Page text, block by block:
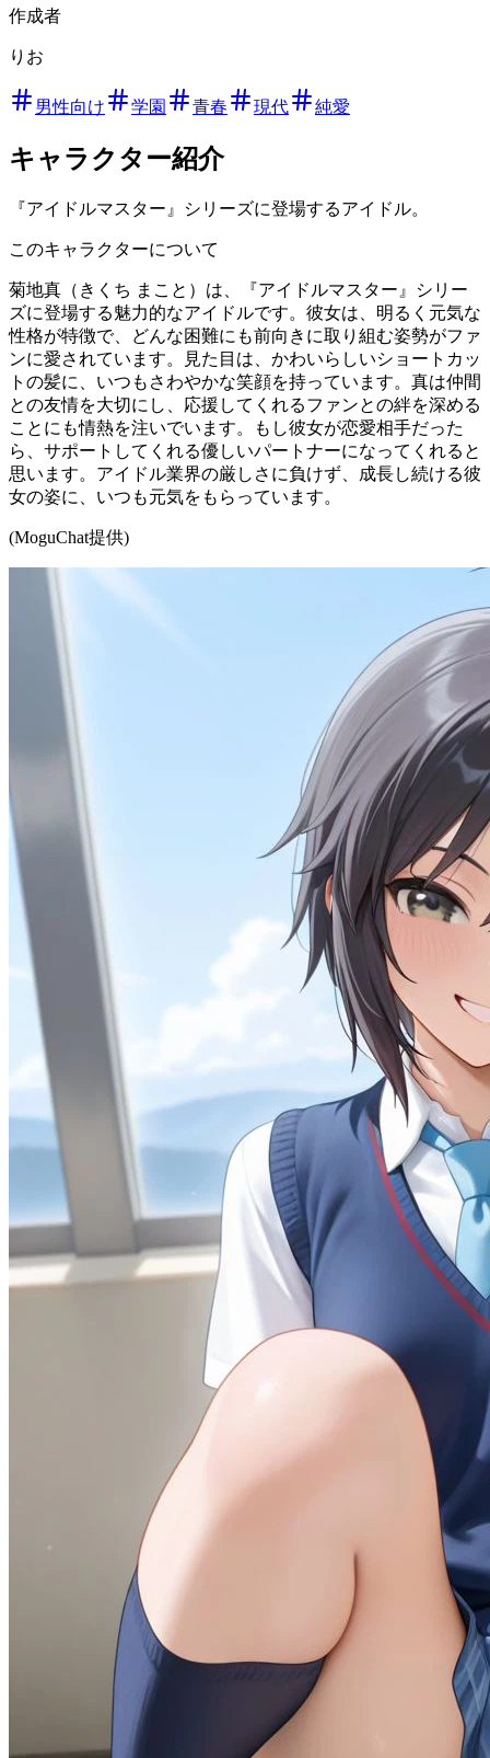
作成者
りお
男性向け 学園 青春 現代 純愛
キャラクター紹介
『アイドルマスター』シリーズに登場するアイドル。
このキャラクターについて
菊地真（きくち まこと）は、『アイドルマスター』シリー
ズに登場する魅力的なアイドルです。彼女は、明るく元気な
性格が特徴で、どんな困難にも前向きに取り組む姿勢がファ
ンに愛されています。見た目は、かわいらしいショートカッ
トの髪に、いつもさわやかな笑顔を持っています。真は仲間
との友情を大切にし、応援してくれるファンとの絆を深める
ことにも情熱を注いでいます。もし彼女が恋愛相手だった
ら、サポートしてくれる優しいパートナーになってくれると
思います。アイドル業界の厳しさに負けず、成長し続ける彼
女の姿に、いつも元気をもらっています。
(MoguChat提供)